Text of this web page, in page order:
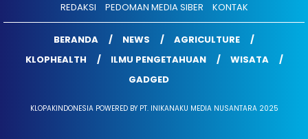
REDAKSI
PEDOMAN MEDIA SIBER KONTAK
BERANDA NEWS
AGRICULTURE
KLOPHEALTH
ILMU PENGETAHUAN
WISATA
GADGED
KLOPAKINDONESIA POWERED BY PT. INIKANAKU MEDIA NUSANTARA 2025